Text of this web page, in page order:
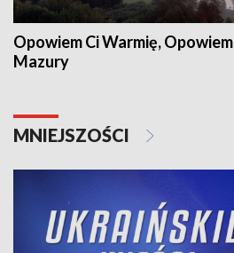
Opowiem Ci Warmię, Opowiem
Mazury
MNIEJSZOŚCI